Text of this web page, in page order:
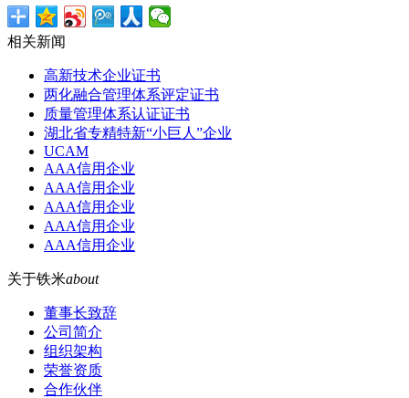
相关新闻
高新技术企业证书
两化融合管理体系评定证书
质量管理体系认证证书
湖北省专精特新“小巨人”企业
UCAM
AAA信用企业
AAA信用企业
AAA信用企业
AAA信用企业
AAA信用企业
关于铁米about
董事长致辞
公司简介
组织架构
荣誉资质
合作伙伴